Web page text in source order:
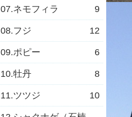
07.ネモフィラ 9
08.フジ 12
09.ポピー 6
10.牡丹 8
11.ツツジ 10